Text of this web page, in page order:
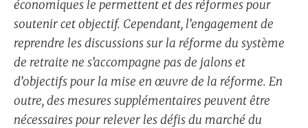
économiques le permettent et des réformes pour
soutenir cet objectif. Cependant, l’engagement de
reprendre les discussions sur la réforme du système
de retraite ne s’accompagne pas de jalons et
d’objectifs pour la mise en œuvre de la réforme. En
outre, des mesures supplémentaires peuvent être
nécessaires pour relever les défis du marché du